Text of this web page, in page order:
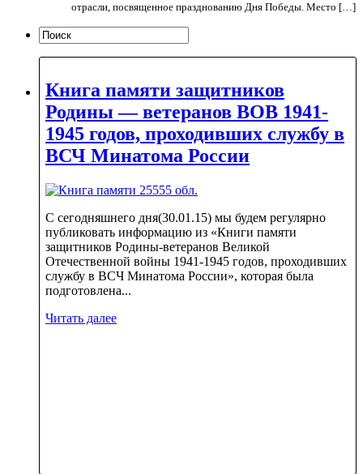
отрасли, посвященное празднованию Дня Победы. Место […]
Книга памяти защитников
Родины — ветеранов ВОВ 1941-
1945 годов, проходивших службу в
ВСЧ Минатома России
С сегодняшнего дня(30.01.15) мы будем регулярно
публиковать информацию из «Книги памяти
защитников Родины-ветеранов Великой
Отечественной войны 1941-1945 годов, проходивших
службу в ВСЧ Минатома России», которая была
подготовлена...
Читать далее